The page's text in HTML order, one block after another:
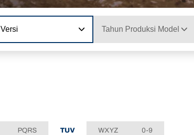
Versi Tahun Produksi Model
PQRS TUV WXYZ 0-9